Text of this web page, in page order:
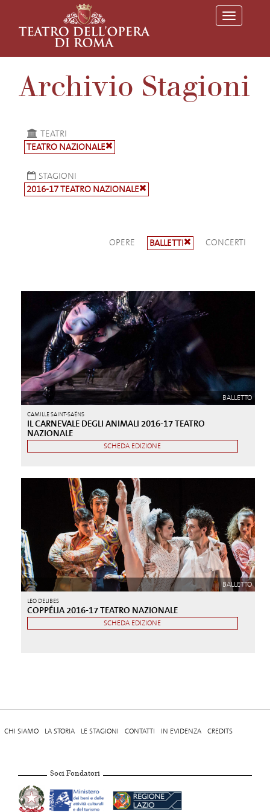
T
o
l
a
v
Archivio Stagioni
TEATRI
TEATRO NAZIONALE
STAGIONI
2016-17 TEATRO NAZIONALE
OPERE BALLETTI CONCERTI
BALLETTO
CAMILLE SAINT-SAËNS
IL CARNEVALE DEGLI ANIMALI 2016-17 TEATRO
NAZIONALE
SCHEDA EDIZIONE
BALLETTO
LEO DELIBES
COPPÉLIA 2016-17 TEATRO NAZIONALE
SCHEDA EDIZIONE
CHI SIAMO LA STORIA LE STAGIONI CONTATTI IN EVIDENZA CREDITS
Soci Fondatori